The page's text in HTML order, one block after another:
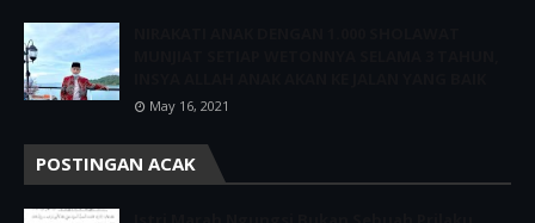
May 16, 2021
POSTINGAN ACAK